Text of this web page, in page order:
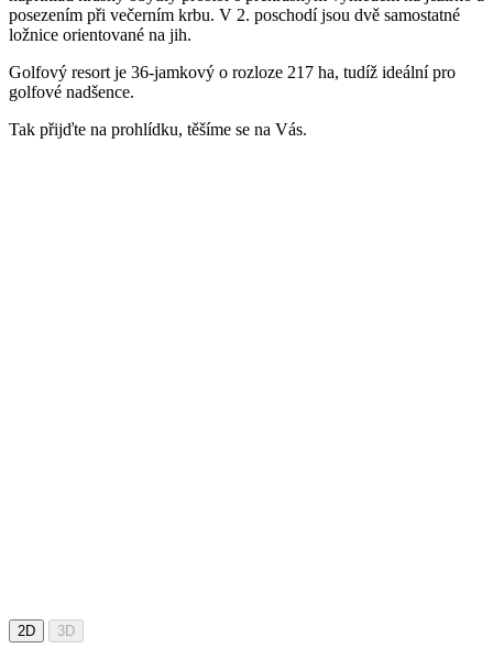
posezením při večerním krbu. V 2. poschodí jsou dvě samostatné
ložnice orientované na jih.
Golfový resort je 36-jamkový o rozloze 217 ha, tudíž ideální pro
golfové nadšence.
Tak přijďte na prohlídku, těšíme se na Vás.
2D 3D